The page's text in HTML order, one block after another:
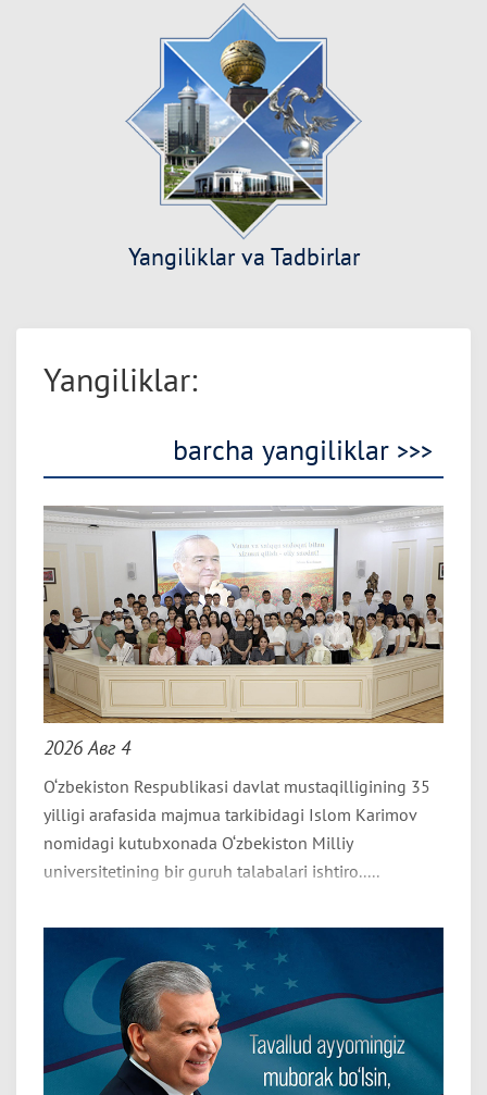
Yangiliklar va Tadbirlar
Yangiliklar:
barcha yangiliklar >>>
2026 Авг 4
O‘zbekiston Respublikasi davlat mustaqilligining 35
yilligi arafasida majmua tarkibidagi Islom Karimov
nomidagi kutubxonada O‘zbekiston Milliy
universitetining bir guruh talabalari ishtiro.....